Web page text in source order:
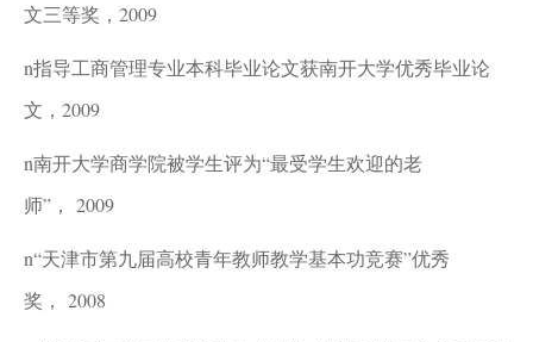
文三等奖，2009
n指导工商管理专业本科毕业论文获南开大学优秀毕业论
文， 2009
n南开大学商学院被学生评为“最受学生欢迎的老
师”， 2009
n“天津市第九届高校青年教师教学基本功竞赛”优秀
奖， 2008